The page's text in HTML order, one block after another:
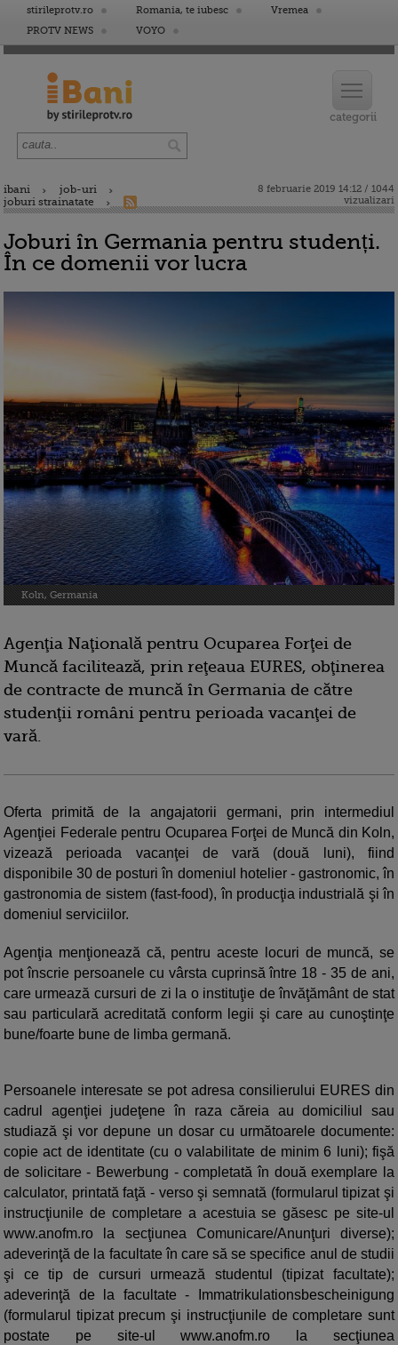
stirileprotv.ro Romania, te iubesc
Vremea
PROTV NEWS
VOYO
ibani
job-uri
joburi strainatate
8 februarie 2019 14:12 / 1044
vizualizari
Joburi în Germania pentru studenți.
În ce domenii vor lucra
Koln, Germania
Agenţia Naţională pentru Ocuparea Forţei de
Muncă facilitează, prin reţeaua EURES, obţinerea
de contracte de muncă în Germania de către
studenţii români pentru perioada vacanţei de
vară.
Oferta primită de la angajatorii germani, prin intermediul
Agenţiei Federale pentru Ocuparea Forţei de Muncă din Koln,
vizează perioada vacanţei de vară (două luni), fiind
disponibile 30 de posturi în domeniul hotelier - gastronomic, în
gastronomia de sistem (fast-food), în producţia industrială şi în
domeniul serviciilor.
Agenţia menţionează că, pentru aceste locuri de muncă, se
pot înscrie persoanele cu vârsta cuprinsă între 18 - 35 de ani,
care urmează cursuri de zi la o instituţie de învăţământ de stat
sau particulară acreditată conform legii şi care au cunoştinţe
bune/foarte bune de limba germană.
Persoanele interesate se pot adresa consilierului EURES din
cadrul agenţiei judeţene în raza căreia au domiciliul sau
studiază şi vor depune un dosar cu următoarele documente:
copie act de identitate (cu o valabilitate de minim 6 luni); fişă
de solicitare - Bewerbung - completată în două exemplare la
calculator, printată faţă - verso şi semnată (formularul tipizat şi
instrucţiunile de completare a acestuia se găsesc pe site-ul
www.anofm.ro la secţiunea Comunicare/Anunţuri diverse);
adeverinţă de la facultate în care să se specifice anul de studii
şi ce tip de cursuri urmează studentul (tipizat facultate);
adeverinţă de la facultate - Immatrikulationsbescheinigung
(formularul tipizat precum şi instrucţiunile de completare sunt
postate pe site-ul www.anofm.ro la secţiunea